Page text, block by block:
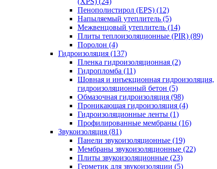
Пенополистирол (EPS) (12)
Напыляемый утеплитель (5)
Межвенцовый утеплитель (14)
Плиты теплоизоляционные (PIR) (89)
Поролон (4)
Гидроизоляция (137)
Пленка гидроизоляционная (2)
Гидропломба (11)
Шовная и инъекционная гидроизоляция,
гидроизоляционный бетон (5)
Обмазочная гидроизоляция (98)
Проникающая гидроизоляция (4)
Гидроизоляционные ленты (1)
Профилированные мембраны (16)
Звукоизоляция (81)
Панели звукоизоляционные (19)
Мембраны звукоизоляционные (22)
Плиты звукоизоляционные (23)
Герметик для звукоизоляции (5)